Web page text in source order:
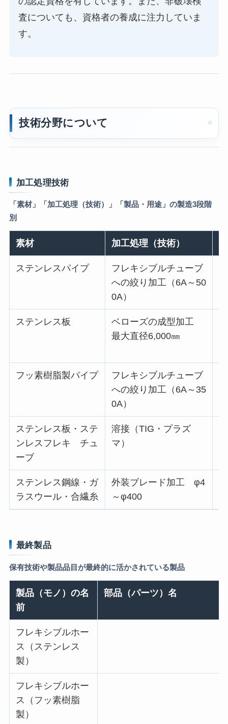
査についても、資格者の養成に注力していま
す。
技術分野について
加工処理技術
「素材」「加工処理（技術）」「製品・用途」の製造3段階
別
素材 加工処理（技術）
ステンレスパイプ
フレキシブルチューブ
への絞り加工（6A～50
0A）
ステンレス板
ベローズの成型加工
最大直径6,000㎜
フッ素樹脂製パイプ
フレキシブルチューブ
への絞り加工（6A～35
0A）
ステンレス板・ステ
ンレスフレキ チュ
ーブ
溶接（TIG・プラズ
マ）
ステンレス鋼線・ガ
ラスウール・合繊糸
外装ブレード加工 φ4
～φ400
最終製品
保有技術や製品品目が最終的に活かされている製品
製品（モノ）の名
前
部品（パーツ）名
フレキシブルホー
ス（ステンレス
製）
フレキシブルホー
ス（フッ素樹脂
製）